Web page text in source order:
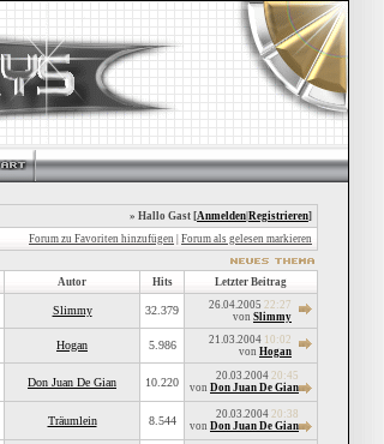
» Hallo Gast [Anmelden Registrieren]
Forum zu Favoriten hinzufügen Forum als gelesen markieren
Autor Hits Letzter Beitrag
Slimmy 32.379 26.04.2005 22:27
von Slimmy
Hogan 5.986 21.03.2004 10:02
von Hogan
Don Juan De Gian 10.220 20.03.2004 20:45
von Don Juan De Gian
Träumlein 8.544 20.03.2004 20:38
von Don Juan De Gian